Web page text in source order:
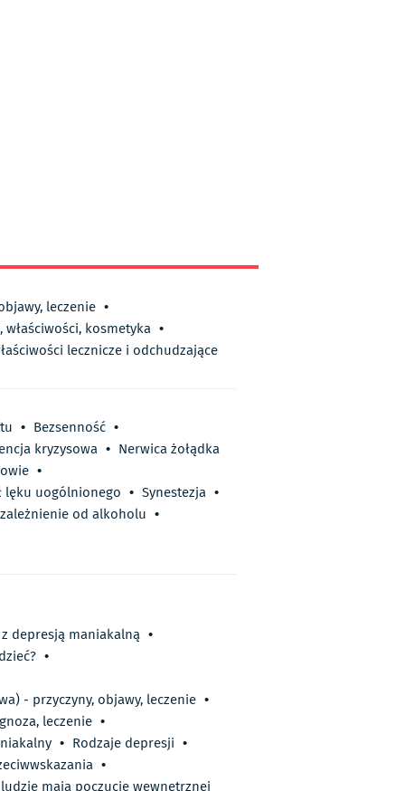
leczenie •
kosmetyka •
lecznicze i odchudzające
• Bezsenność •
kryzysowa • Nerwica żołądka
•
lęku uogólnionego • Synestezja •
od alkoholu •
depresją maniakalną •
•
- przyczyny, objawy, leczenie •
leczenie •
• Rodzaje depresji •
•
mają poczucie wewnętrznej